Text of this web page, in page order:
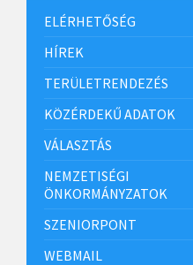
ELÉRHETŐSÉG
HÍREK
TERÜLETRENDEZÉS
KÖZÉRDEKŰ ADATOK
VÁLASZTÁS
NEMZETISÉGI
ÖNKORMÁNYZATOK
SZENIORPONT
WEBMAIL